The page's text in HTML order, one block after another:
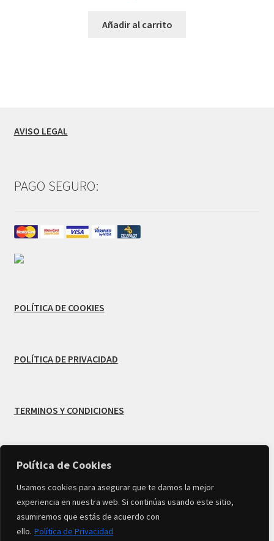
Política de Cookies
Usamos cookies para asegurar que te damos la mejor
experiencia en nuestra web. Si continúas usando este sitio,
asumiremos que estás de acuerdo con
ello. Política de Privacidad
Añadir al carrito
AVISO LEGAL
PAGO SEGURO:
POLÍTICA DE COOKIES
POLÍTICA DE PRIVACIDAD
TERMINOS Y CONDICIONES
© Creado porMB Infodesign-
Copyright 2026 TIENDA MARIVí FLORES All Rights
Reserved